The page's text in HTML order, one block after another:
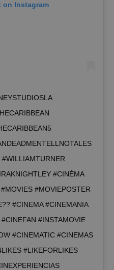
on Instagram
#CINÉMA
#MOVIEPOSTER
#CINEMA #CINEMANIA
#INSTAMOVIE
#CINEMATIC #CINEMAS
#LIKEFORLIKES